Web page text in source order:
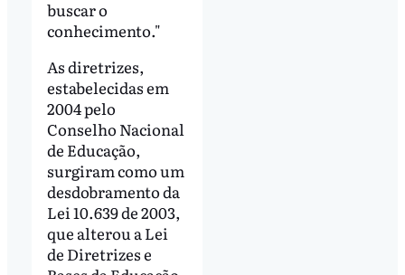
buscar o
conhecimento."
As diretrizes,
estabelecidas em
2004 pelo
Conselho Nacional
de Educação,
surgiram como um
desdobramento da
Lei 10.639 de 2003,
que alterou a Lei
de Diretrizes e